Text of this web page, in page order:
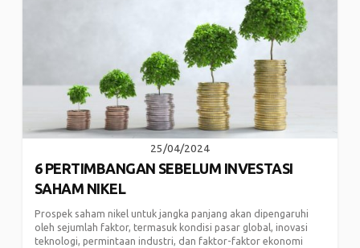
25/04/2024
6 PERTIMBANGAN SEBELUM INVESTASI
SAHAM NIKEL
Prospek saham nikel untuk jangka panjang akan dipengaruhi
oleh sejumlah faktor, termasuk kondisi pasar global, inovasi
teknologi, permintaan industri, dan faktor-faktor ekonomi